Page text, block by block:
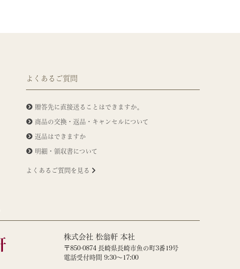
よくあるご質問
贈答先に直接送ることはできますか。
商品の交換・返品・キャンセルについて
返品はできますか
明細・領収書について
よくあるご質問を見る
株式会社 松翁軒 本社
〒850-0874 長崎県長崎市魚の町3番19号
電話受付時間 9:30～17:00